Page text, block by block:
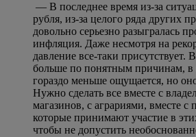
— В последнее время из-за
рубля, из-за целого ряда других
довольно серьезно разыгралась
инфляция. Даже несмотря на
давление все-таки присутствует.
больше по понятным причинам,
гораздо меньше ощущается, но
Нужно сделать все вместе с
магазинов, с аграриями, вместе с
которые принимают участие в
чтобы не допустить